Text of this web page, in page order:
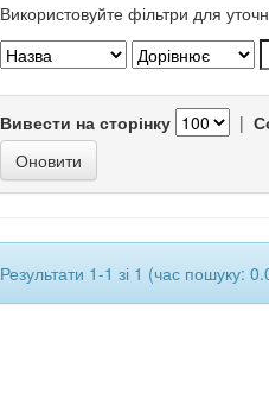
Використовуйте фільтри для
Вивести на сторінку |
Результати 1-1 зі 1 (час пошуку: